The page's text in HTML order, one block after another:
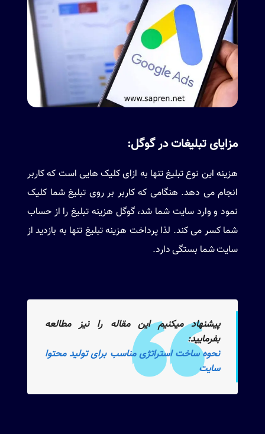
مزایای تبلیغات در گوگل:
هزینه این نوع تبلیغ تنها به ازای کلیک هایی است که کاربر
انجام می دهد. هنگامی که کاربر بر روی تبلیغ شما کلیک
نمود و وارد سایت شما شد، گوگل هزینه تبلیغ را از حساب
شما کسر می کند. لذا پرداخت هزینه تبلیغ تنها به بازدید از
سایت شما بستگی دارد.
پیشنهاد میکنیم این مقاله را نیز مطالعه
بفرمایید:
نحوه ساخت استراتژی مناسب برای تولید محتوا
سایت